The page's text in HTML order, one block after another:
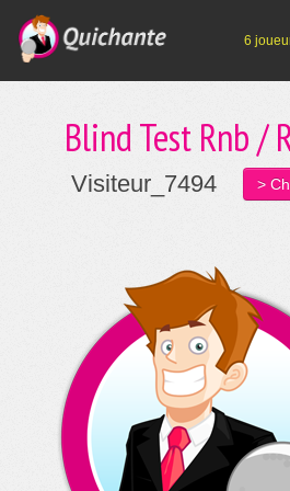
6
Blind Test Rnb /
Visiteur_7494 >